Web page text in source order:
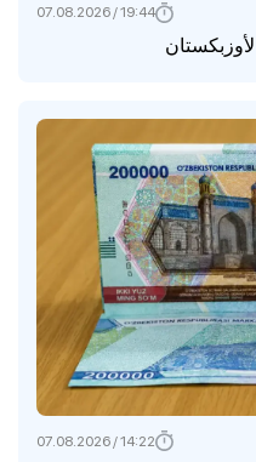
19:44 / 07.08.2026
14:22 / 07.08.2026